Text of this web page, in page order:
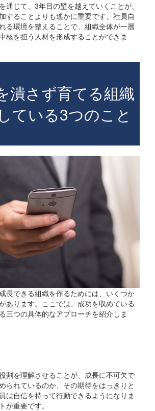
通じて、3年目の壁を越えていくことが、
することよりも遙かに重要です。社員自
る環境を整えることで、組織全体が一層
核を担う人材を形成することができま
潰さず育てる組織
ている3つのこと
長できる組織を作るためには、いくつか
あります。ここでは、成功を収めている
三つの具体的なアプローチを紹介しま
割を理解させることが、成長に不可欠で
られているのか、その期待をはっきりと
は自信を持って行動できるようになりま
が重要です。